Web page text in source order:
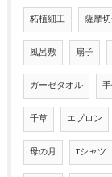
柘植細工 薩摩
風呂敷 扇子
ガーゼタオル
千草 エプロン
母の月 Tシャツ